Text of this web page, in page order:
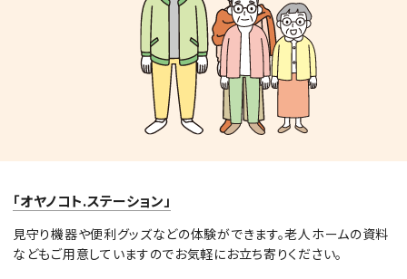
「オヤノコト.ステーション」
見守り機器や便利グッズなどの体験ができます。老人ホームの資料
などもご用意していますのでお気軽にお立ち寄りください。